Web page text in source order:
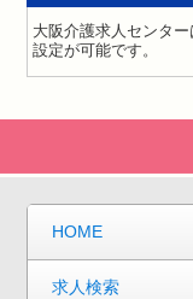
大阪介護求人センタ
設定が可能です。
HOME
求人検索